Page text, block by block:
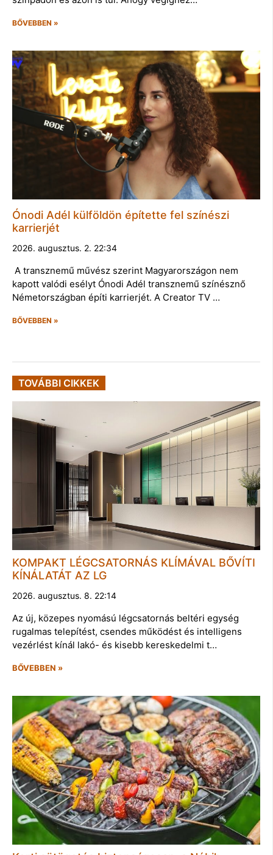
BŐVEBBEN »
Ónodi Adél külföldön építette fel színészi
karrierjét
2026. augusztus. 2. 22:34
A transznemű művész szerint Magyarországon nem
kapott valódi esélyt Ónodi Adél transznemű színésznő
Németországban építi karrierjét. A Creator TV …
BŐVEBBEN »
TOVÁBBI CIKKEK
KOMPAKT LÉGCSATORNÁS KLÍMÁVAL BŐVÍTI
KÍNÁLATÁT AZ LG
2026. augusztus. 8. 22:14
Az új, közepes nyomású légcsatornás beltéri egység
rugalmas telepítést, csendes működést és intelligens
vezérlést kínál lakó- és kisebb kereskedelmi t…
BŐVEBBEN »